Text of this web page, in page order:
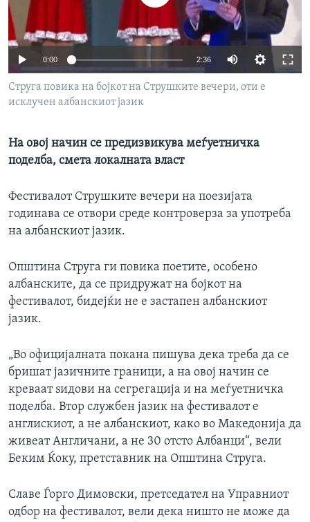
ИНТЕРВЈУА
Јазици
0:00 2:36
Струга повика на бојкот на Струшките вечери, оти е
исклучен албанскиот јазик
На овој начин се предизвикува меѓуетничка
поделба, смета локалната власт
Фестивалот Струшките вечери на поезијата
годинава се отвори среде контроверза за употреба
на албанскиот јазик.
Општина Струга ги повика поетите, особено
албанските, да се придружат на бојкот на
фестивалот, бидејќи не е застапен албанскиот
јазик.
„Во официјалната покана пишува дека треба да се
бришат јазичните граници, а на овој начин се
креваат ѕидови на сегрегација и на меѓуетничка
поделба. Втор службен јазик на фестивалот е
англискиот, а не албанскиот, како во Македонија да
живеат Англичани, а не 30 отсто Албанци“, вели
Беким Ќоку, претставник на Општина Струга.
Славе Ѓорго Димовски, претседател на Управниот
одбор на фестивалот, вели дека ништо не може да